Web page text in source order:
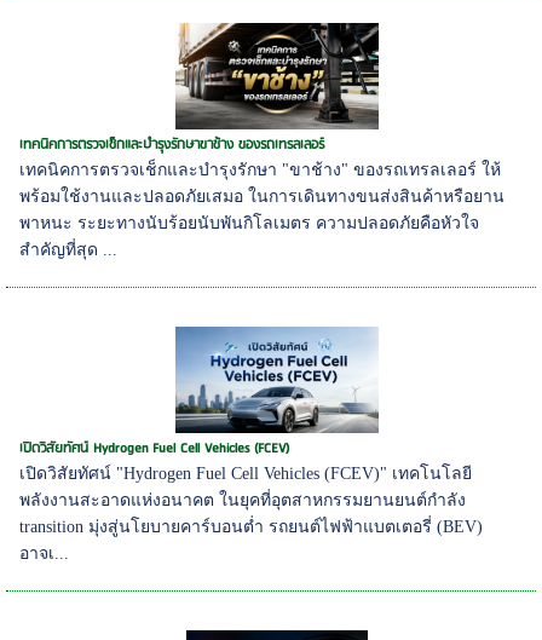
เทคนิคการตรวจเช็กและบำรุงรักษาขาช้าง ของรถเทรลเลอร์
เทคนิคการตรวจเช็กและบำรุงรักษา "ขาช้าง" ของรถเทรลเลอร์ ให้
พร้อมใช้งานและปลอดภัยเสมอ ในการเดินทางขนส่งสินค้าหรือยาน
พาหนะ ระยะทางนับร้อยนับพันกิโลเมตร ความปลอดภัยคือหัวใจ
สำคัญที่สุด ...
เปิดวิสัยทัศน์ Hydrogen Fuel Cell Vehicles (FCEV)
เปิดวิสัยทัศน์ "Hydrogen Fuel Cell Vehicles (FCEV)" เทคโนโลยี
พลังงานสะอาดแห่งอนาคต ในยุคที่อุตสาหกรรมยานยนต์กำลัง
transition มุ่งสู่นโยบายคาร์บอนต่ำ รถยนต์ไฟฟ้าแบตเตอรี่ (BEV)
อาจเ...